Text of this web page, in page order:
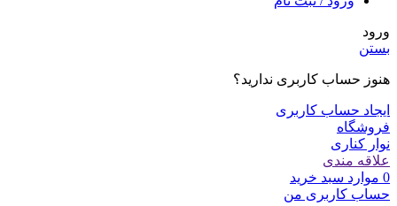
ورود
بستن
هنوز حساب کاربری ندارید؟
ایجاد حساب کاربری
فروشگاه
نوار کناری
علاقه مندی
0 موارد سبد خرید
حساب کاربری من